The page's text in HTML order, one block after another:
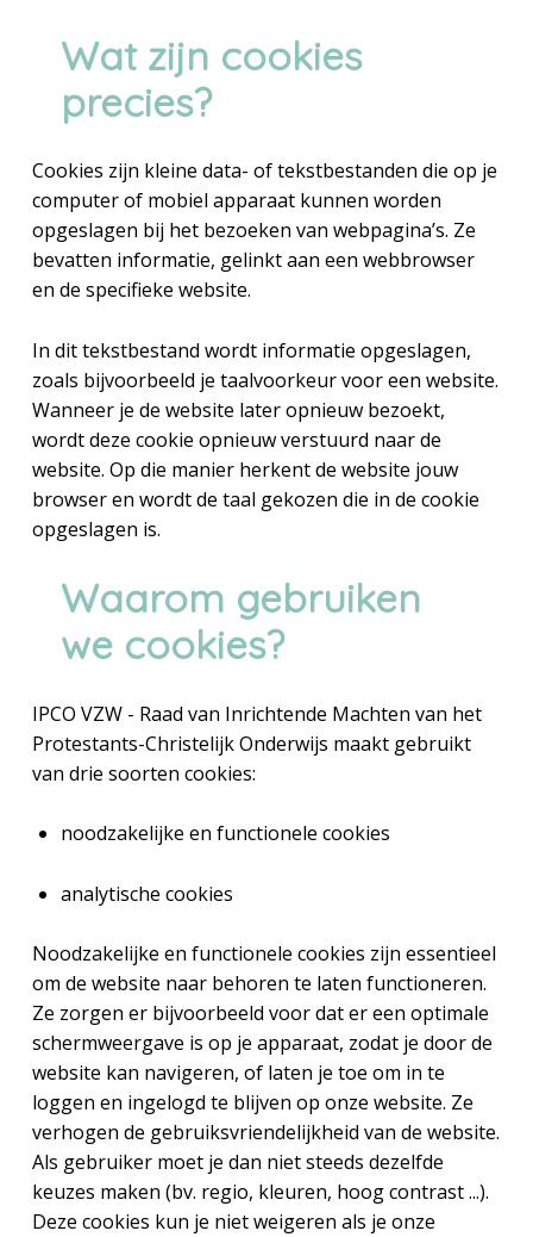
Wat zijn cookies
precies?
Cookies zijn kleine data- of tekstbestanden die op je
computer of mobiel apparaat kunnen worden
opgeslagen bij het bezoeken van webpagina’s. Ze
bevatten informatie, gelinkt aan een webbrowser
en de specifieke website.
In dit tekstbestand wordt informatie opgeslagen,
zoals bijvoorbeeld je taalvoorkeur voor een website.
Wanneer je de website later opnieuw bezoekt,
wordt deze cookie opnieuw verstuurd naar de
website. Op die manier herkent de website jouw
browser en wordt de taal gekozen die in de cookie
opgeslagen is.
Waarom gebruiken
we cookies?
IPCO VZW - Raad van Inrichtende Machten van het
Protestants-Christelijk Onderwijs maakt gebruikt
van drie soorten cookies:
noodzakelijke en functionele cookies
analytische cookies
Noodzakelijke en functionele cookies zijn essentieel
om de website naar behoren te laten functioneren.
Ze zorgen er bijvoorbeeld voor dat er een optimale
schermweergave is op je apparaat, zodat je door de
website kan navigeren, of laten je toe om in te
loggen en ingelogd te blijven op onze website. Ze
verhogen de gebruiksvriendelijkheid van de website.
Als gebruiker moet je dan niet steeds dezelfde
keuzes maken (bv. regio, kleuren, hoog contrast ...).
Deze cookies kun je niet weigeren als je onze